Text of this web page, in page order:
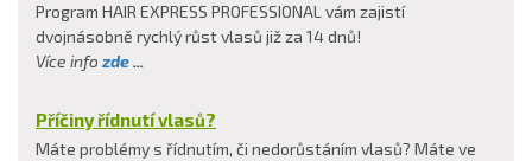
Program HAIR EXPRESS PROFESSIONAL vám zajistí
dvojnásobně rychlý růst vlasů již za 14 dnů!
Více info zde...
Příčiny řídnutí vlasů?
Máte problémy s řídnutím, či nedorůstáním vlasů? Máte ve